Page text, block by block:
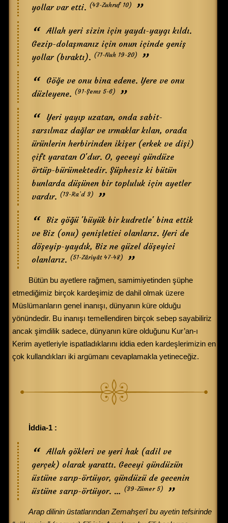
yollar var etti. (43-Zuhruf 10)
Allah yeri sizin için yaydı-yaygı kıldı.
Gezip-dolaşmanız için onun içinde geniş
yollar (bıraktı). (71-Nuh 19-20)
Göğe ve onu bina edene. Yere ve onu
düzleyene. (91-Şems 5-6)
Yeri yayıp uzatan, onda sabit-
sarsılmaz dağlar ve ırmaklar kılan, orada
ürünlerin herbirinden ikişer (erkek ve dişi)
çift yaratan O'dur. O, geceyi gündüze
örtüp-bürümektedir. Şüphesiz ki bütün
bunlarda düşünen bir topluluk için ayetler
vardır. (13-Ra’d 3)
Biz göğü 'büyük bir kudretle' bina ettik
ve Biz (onu) genişletici olanlarız. Yeri de
döşeyip-yaydık, Biz ne güzel döşeyici
olanlarız. (51-Zâriyât 47-48)
Bütün bu ayetlere rağmen, samimiyetinden şüphe
etmediğimiz birçok kardeşimiz de dahil olmak üzere
Müslümanların genel inanışı, dünyanın küre olduğu
yönündedir. Bu inanışı temellendiren birçok sebep sayabiliriz
ancak şimdilik sadece, dünyanın küre olduğunu Kur’an-ı
Kerim ayetleriyle ispatladıklarını iddia eden kardeşlerimizin en
çok kullandıkları iki argümanı cevaplamakla yetineceğiz.
İddia-1 :
Allah gökleri ve yeri hak (adil ve
gerçek) olarak yarattı. Geceyi gündüzün
üstüne sarıp-örtüyor, gündüzü de gecenin
üstüne sarıp-örtüyor. … (39-Zümer 5)
Arap dilinin üstatlarından Zemahşerî bu ayetin tefsirinde